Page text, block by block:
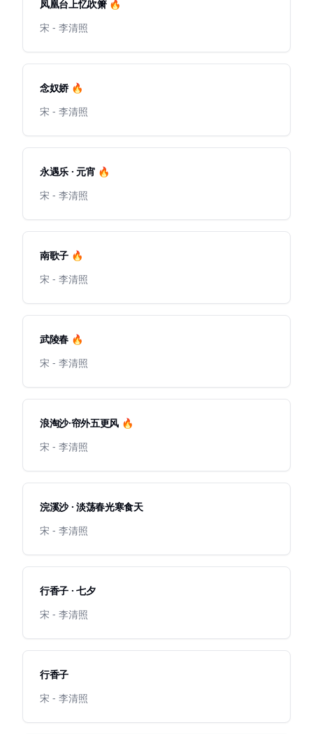
凤凰台上忆吹箫 🔥
宋 - 李清照
念奴娇 🔥
宋 - 李清照
永遇乐 · 元宵 🔥
宋 - 李清照
南歌子 🔥
宋 - 李清照
武陵春 🔥
宋 - 李清照
浪淘沙·帘外五更风 🔥
宋 - 李清照
浣溪沙 · 淡荡春光寒食天
宋 - 李清照
行香子 · 七夕
宋 - 李清照
行香子
宋 - 李清照